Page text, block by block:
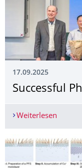
17.09.2025
Successful
Weiterlesen